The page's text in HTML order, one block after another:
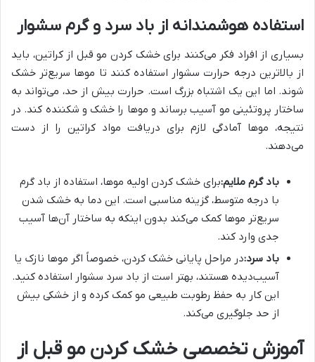
استفاده هوشمندانه از باد سرد و گرم سشوار
بسیاری از افراد فکر می‌کنند برای خشک کردن مو قبل از کراتین، باید
از بالاترین درجه حرارت سشوار استفاده کنند تا موها سریع‌تر خشک
شوند. اما این یک اشتباه بزرگ است. حرارت بیش از حد، می‌تواند به
ساختار پروتئینی مو آسیب برساند و موها را خشک و شکننده کند. در
نتیجه، موها آمادگی لازم برای دریافت مواد کراتین را از دست
می‌دهند.
باد گرم ملایم:برای خشک کردن اولیه موها، استفاده از باد گرم
با درجه متوسط، گزینه مناسبی است. این دما به خشک شدن
سریع‌تر موها کمک می‌کند بدون اینکه به ساختار آن‌ها آسیب
جدی وارد کند.
باد سرد:در مراحل پایانی خشک کردن، خصوصاً اگر موها نازک یا
آسیب‌دیده هستند، بهتر است از باد سرد سشوار استفاده کنید.
این کار به حفظ رطوبت طبیعی مو کمک کرده و از خشکی بیش
از حد جلوگیری می‌کند.
آموزش تخصصی خشک کردن مو قبل از